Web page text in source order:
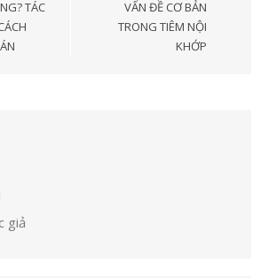
TÁC
VẤN ĐỀ CƠ BẢN
TRONG TIÊM NỘI
KHỚP
giả